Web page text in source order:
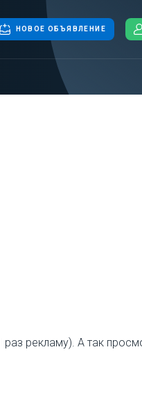
НОВОЕ ОБЪЯВЛЕНИЕ
раз рекламу). А так